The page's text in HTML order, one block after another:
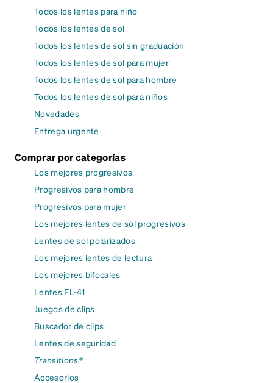
Todos los lentes para niño
Todos los lentes de sol
Todos los lentes de sol sin graduación
Todos los lentes de sol para mujer
Todos los lentes de sol para hombre
Todos los lentes de sol para niños
Novedades
Entrega urgente
Comprar por categorías
Los mejores progresivos
Progresivos para hombre
Progresivos para mujer
Los mejores lentes de sol progresivos
Lentes de sol polarizados
Los mejores lentes de lectura
Los mejores bifocales
Lentes FL-41
Juegos de clips
Buscador de clips
Lentes de seguridad
Transitions®
Accesorios